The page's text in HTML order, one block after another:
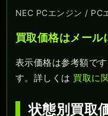
NEC PCエンジン / PC
買取価格はメール
表示価格は参考額で
す。詳しくは 買取に
状態別買取